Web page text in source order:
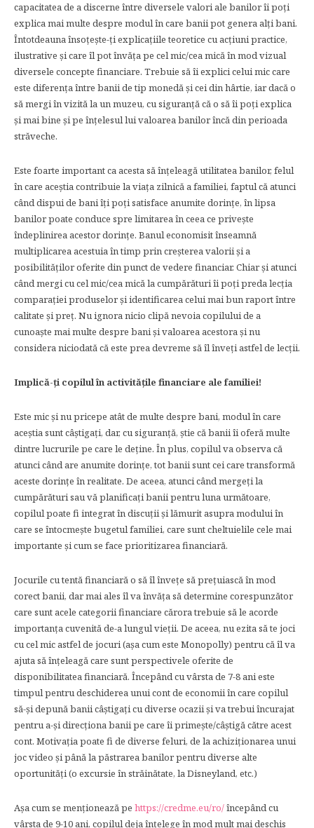
capacitatea de a discerne între diversele valori ale banilor îi poți
explica mai multe despre modul în care banii pot genera alți bani.
Întotdeauna însoțește-ți explicațiile teoretice cu acțiuni practice,
ilustrative și care îl pot învăța pe cel mic/cea mică în mod vizual
diversele concepte financiare. Trebuie să îi explici celui mic care
este diferența între banii de tip monedă și cei din hârtie, iar dacă o
să mergi în vizită la un muzeu, cu siguranță că o să îi poți explica
și mai bine și pe înțelesul lui valoarea banilor încă din perioada
străveche.
Este foarte important ca acesta să înțeleagă utilitatea banilor, felul
în care aceștia contribuie la viața zilnică a familiei, faptul că atunci
când dispui de bani îți poți satisface anumite dorințe, în lipsa
banilor poate conduce spre limitarea în ceea ce privește
îndeplinirea acestor dorințe. Banul economisit înseamnă
multiplicarea acestuia în timp prin creșterea valorii și a
posibilităților oferite din punct de vedere financiar. Chiar și atunci
când mergi cu cel mic/cea mică la cumpărături îi poți preda lecția
comparației produselor și identificarea celui mai bun raport între
calitate și preț. Nu ignora nicio clipă nevoia copilului de a
cunoaște mai multe despre bani și valoarea acestora și nu
considera niciodată că este prea devreme să îl înveți astfel de lecții.
Implică-ți copilul în activitățile financiare ale familiei!
Este mic și nu pricepe atât de multe despre bani, modul în care
aceștia sunt câștigați, dar, cu siguranță, știe că banii îi oferă multe
dintre lucrurile pe care le deține. În plus, copilul va observa că
atunci când are anumite dorințe, tot banii sunt cei care transformă
aceste dorințe în realitate. De aceea, atunci când mergeți la
cumpărături sau vă planificați banii pentru luna următoare,
copilul poate fi integrat în discuții și lămurit asupra modului în
care se întocmește bugetul familiei, care sunt cheltuielile cele mai
importante și cum se face prioritizarea financiară.
Jocurile cu tentă financiară o să îl învețe să prețuiască în mod
corect banii, dar mai ales îl va învăța să determine corespunzător
care sunt acele categorii financiare cărora trebuie să le acorde
importanța cuvenită de-a lungul vieții. De aceea, nu ezita să te joci
cu cel mic astfel de jocuri (așa cum este Monopolly) pentru că îl va
ajuta să înțeleagă care sunt perspectivele oferite de
disponibilitatea financiară. Începând cu vârsta de 7-8 ani este
timpul pentru deschiderea unui cont de economii în care copilul
să-și depună banii câștigați cu diverse ocazii și va trebui încurajat
pentru a-și direcționa banii pe care îi primește/câștigă către acest
cont. Motivația poate fi de diverse feluri, de la achiziționarea unui
joc video și până la păstrarea banilor pentru diverse alte
oportunități (o excursie în străinătate, la Disneyland, etc.)
Așa cum se menționează pe https://credme.eu/ro/începând cu
vârsta de 9-10 ani, copilul deja înțelege în mod mult mai deschis